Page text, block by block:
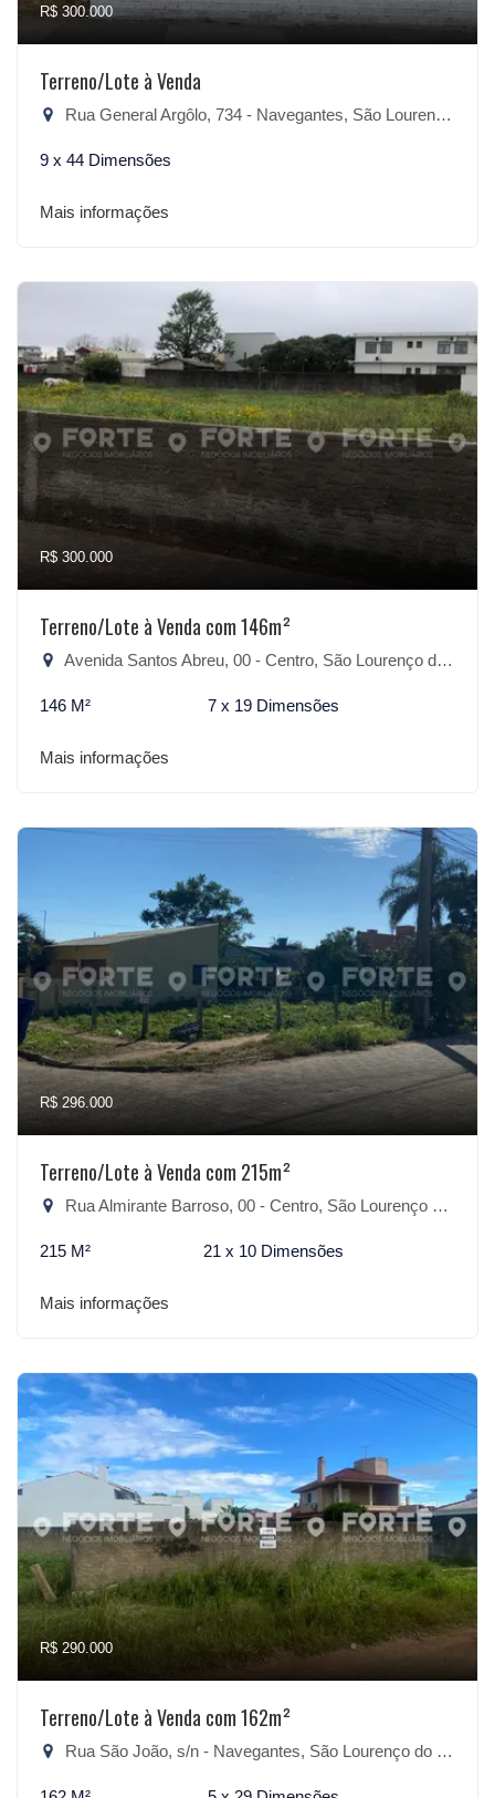
R$ 300.000
Terreno/Lote à Venda
Rua General Argôlo, 734 - Navegantes, São Lourenço do Sul-RS
9 x 44 Dimensões
Mais informações
R$ 300.000
Terreno/Lote à Venda com 146m²
Avenida Santos Abreu, 00 - Centro, São Lourenço do Sul-RS
146 M² 7 x 19 Dimensões
Mais informações
R$ 296.000
Terreno/Lote à Venda com 215m²
Rua Almirante Barroso, 00 - Centro, São Lourenço do Sul-RS
215 M² 21 x 10 Dimensões
Mais informações
R$ 290.000
Terreno/Lote à Venda com 162m²
Rua São João, s/n - Navegantes, São Lourenço do Sul-RS